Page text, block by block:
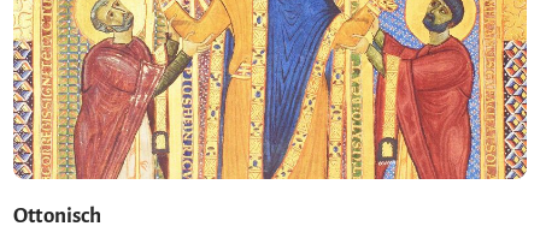
Ottonisch